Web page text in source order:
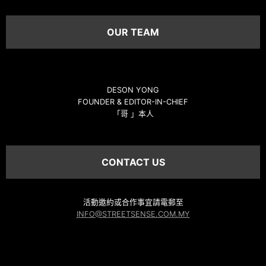
OUR TEAM
DESON YONG
FOUNDER & EDITOR-IN-CHIEF
「哥 」本人
CONTACT US
活動邀約或合作事宜請電郵至
INFO@STREETSENSE.COM.MY